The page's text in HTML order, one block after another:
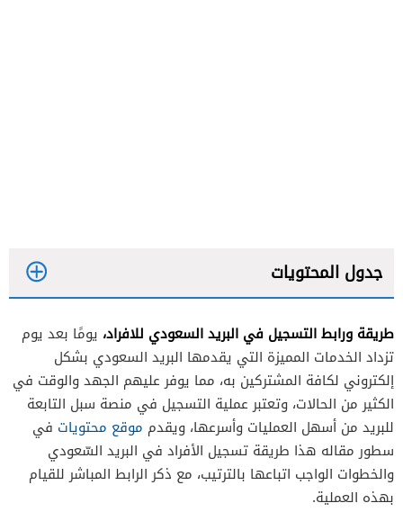
جدول المحتويات
طريقة ورابط التسجيل في البريد السعودي للافراد، يومًا بعد يوم
تزداد الخدمات المميزة التي يقدمها البريد السعودي بشكل
إلكتروني لكافة المشتركين به، مما يوفر عليهم الجهد والوقت في
الكثير من الحالات، وتعتبر عملية التسجيل في منصة سبل التابعة
للبريد من أسهل العمليات وأسرعها، ويقدم موقع محتويات في
سطور مقاله هذا طريقة تسجيل الأفراد في البريد السّعودي
والخطوات الواجب اتباعها بالترتيب، مع ذكر الرابط المباشر للقيام
بهذه العملية.